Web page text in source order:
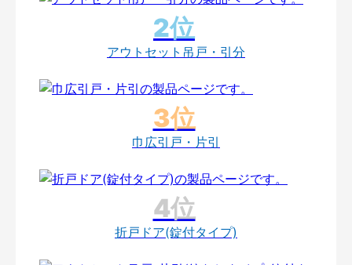
アウトセット吊戸・引分
巾広引戸・片引
折戸ドア(錠付タイプ)